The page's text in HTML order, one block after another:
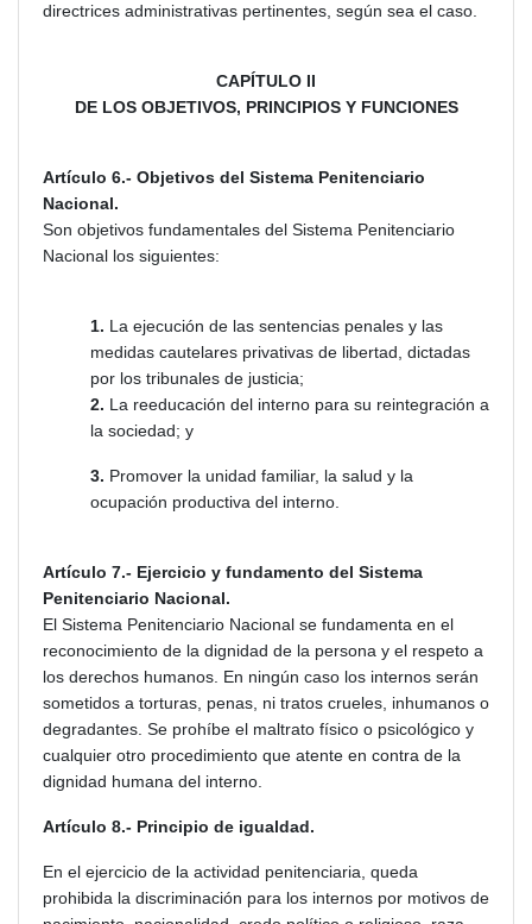
directrices administrativas pertinentes, según sea el caso.
CAPÍTULO II
DE LOS OBJETIVOS, PRINCIPIOS Y FUNCIONES
Artículo 6.- Objetivos del Sistema Penitenciario
Nacional.
Son objetivos fundamentales del Sistema Penitenciario
Nacional los siguientes:
1. La ejecución de las sentencias penales y las
medidas cautelares privativas de libertad, dictadas
por los tribunales de justicia;
2. La reeducación del interno para su reintegración a
la sociedad; y
3. Promover la unidad familiar, la salud y la
ocupación productiva del interno.
Artículo 7.- Ejercicio y fundamento del Sistema
Penitenciario Nacional.
El Sistema Penitenciario Nacional se fundamenta en el
reconocimiento de la dignidad de la persona y el respeto a
los derechos humanos. En ningún caso los internos serán
sometidos a torturas, penas, ni tratos crueles, inhumanos o
degradantes. Se prohíbe el maltrato físico o psicológico y
cualquier otro procedimiento que atente en contra de la
dignidad humana del interno.
Artículo 8.- Principio de igualdad.
En el ejercicio de la actividad penitenciaria, queda
prohibida la discriminación para los internos por motivos de